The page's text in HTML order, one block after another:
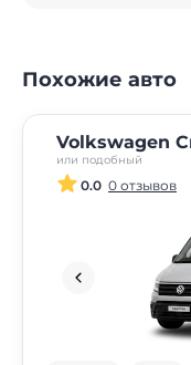
Похожие авто
Volkswagen
или подобный
0.0 0 отзывов